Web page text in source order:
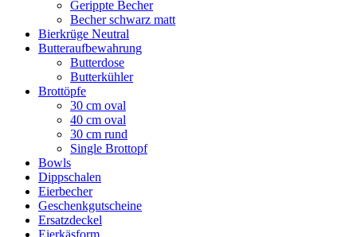
Gerippte Becher
Becher schwarz matt
Bierkrüge Neutral
Butteraufbewahrung
Butterdose
Butterkühler
Brottöpfe
30 cm oval
40 cm oval
30 cm rund
Single Brottopf
Bowls
Dippschalen
Eierbecher
Geschenkgutscheine
Ersatzdeckel
Eierkäsform